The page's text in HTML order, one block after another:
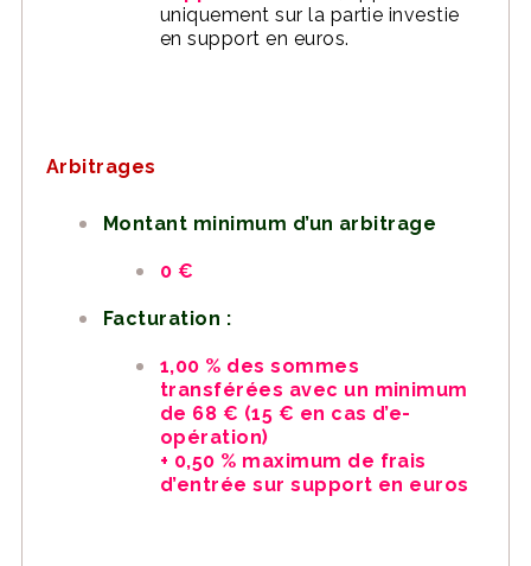
uniquement sur la partie investie
en support en euros.
Arbitrages
Montant minimum d’un arbitrage
0 €
Facturation :
1,00 % des sommes
transférées avec un minimum
de 68 € (15 € en cas d’e-
opération)
+ 0,50 % maximum de frais
d’entrée sur support en euros